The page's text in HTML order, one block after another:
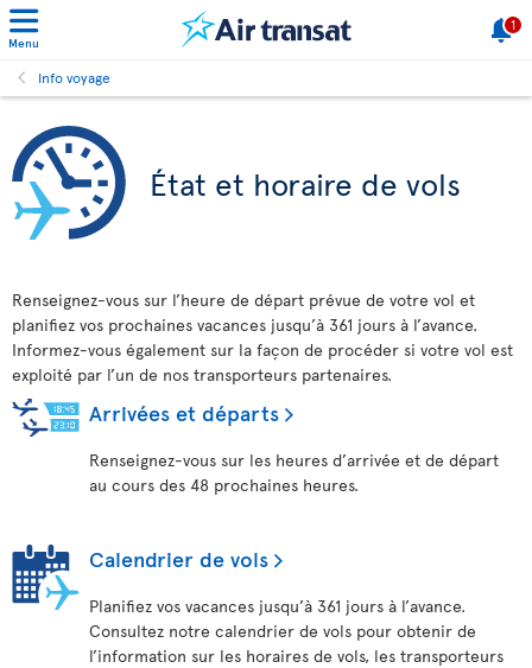
Menu
1
Info voyage
État et horaire de vols
Renseignez-vous sur l’heure de départ prévue de votre vol et
planifiez vos prochaines vacances jusqu’à 361 jours à l’avance.
Informez-vous également sur la façon de procéder si votre vol est
exploité par l’un de nos transporteurs partenaires.
Arrivées et départs
Renseignez-vous sur les heures d’arrivée et de départ
au cours des 48 prochaines heures.
Calendrier de vols
Planifiez vos vacances jusqu’à 361 jours à l’avance.
Consultez notre calendrier de vols pour obtenir de
l’information sur les horaires de vols, les transporteurs